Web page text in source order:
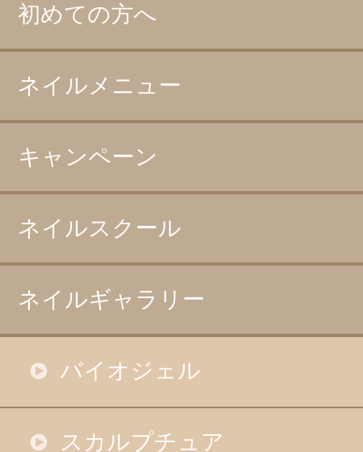
初めての方へ
ネイルメニュー
キャンペーン
ネイルスクール
ネイルギャラリー
バイオジェル
スカルプチュア